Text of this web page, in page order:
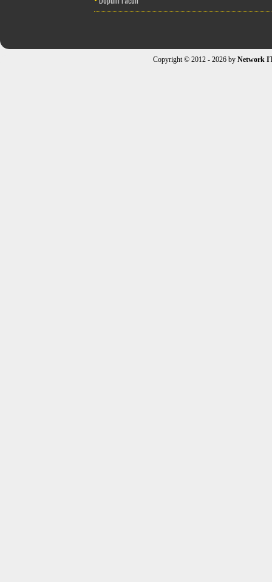
Copyright © 2012 - 2026 by Network